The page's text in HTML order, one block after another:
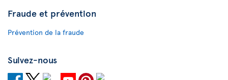
Fraude et prévention
Prévention de la fraude
Suivez-nous